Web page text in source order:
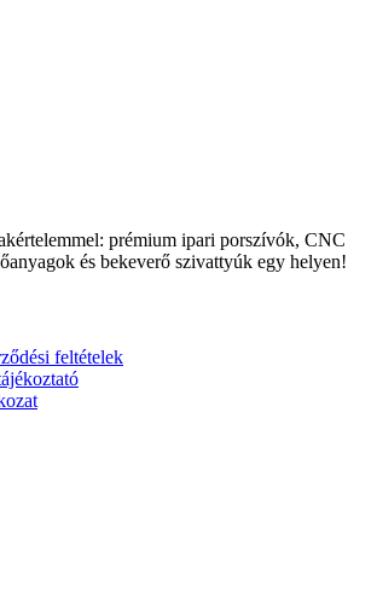
prémium ipari porszívók, CNC
és bekeverő szivattyúk egy helyen!
feltételek